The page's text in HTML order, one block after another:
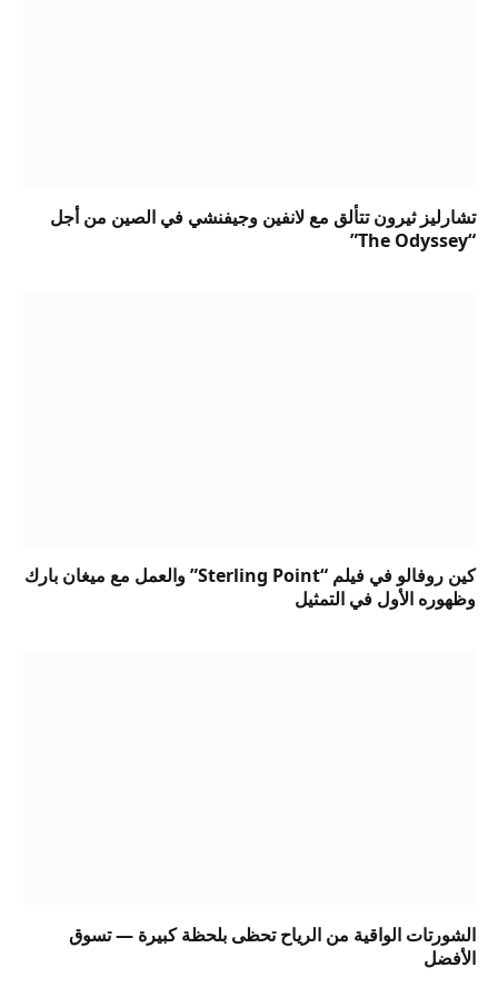
تشارليز ثيرون تتألق مع لانفين وجيفنشي في الصين من أجل
“The Odyssey”
كين روفالو في فيلم “Sterling Point” والعمل مع ميغان بارك
وظهوره الأول في التمثيل
الشورتات الواقية من الرياح تحظى بلحظة كبيرة — تسوق
الأفضل